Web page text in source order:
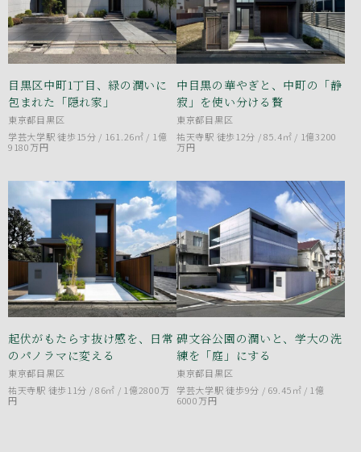
目黒区中町1丁目、緑の潤いに
包まれた「隠れ家」
東京都目黒区
学芸大学駅 徒歩15分 / 161.26㎡ / 1億
9180万円
中目黒の華やぎと、中町の「静
寂」を使い分ける贅
東京都目黒区
祐天寺駅 徒歩12分 / 85.4㎡ / 1億3200
万円
起伏がもたらす抜け感を、日常
のパノラマに変える
東京都目黒区
祐天寺駅 徒歩11分 / 86㎡ / 1億2800万
円
碑文谷公園の潤いと、学大の洗
練を「庭」にする
東京都目黒区
学芸大学駅 徒歩9分 / 69.45㎡ / 1億
6000万円